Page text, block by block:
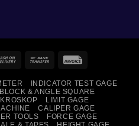
Cash
Delivery
Bank
INDICATOR TEST GAGE
& ANGLE SQUARE
LIMIT GAGE
CALIPER GAGE
TOOLS
FORCE GAGE